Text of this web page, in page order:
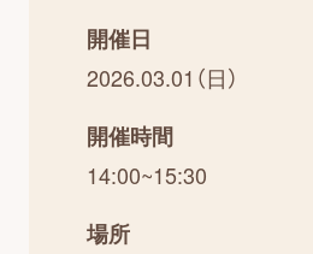
開催日
2026.03.01（日）
開催時間
14:00~15:30
場所